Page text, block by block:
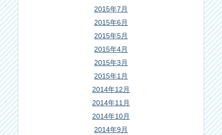
2015年7月
2015年6月
2015年5月
2015年4月
2015年3月
2015年1月
2014年12月
2014年11月
2014年10月
2014年9月